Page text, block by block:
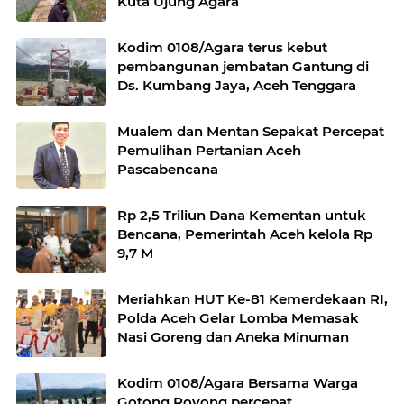
Kodim 0108/Agara terus kebut
pembangunan jembatan Gantung di
Ds. Kumbang Jaya, Aceh Tenggara
Mualem dan Mentan Sepakat Percepat
Pemulihan Pertanian Aceh
Pascabencana
Rp 2,5 Triliun Dana Kementan untuk
Bencana, Pemerintah Aceh kelola Rp
9,7 M
Meriahkan HUT Ke-81 Kemerdekaan RI,
Polda Aceh Gelar Lomba Memasak
Nasi Goreng dan Aneka Minuman
Kodim 0108/Agara Bersama Warga